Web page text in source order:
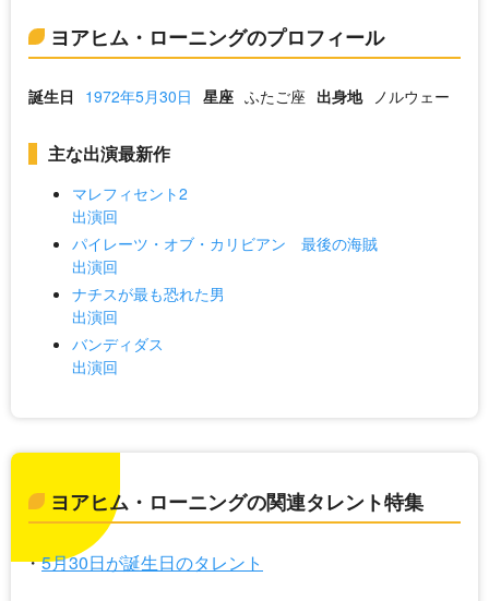
ヨアヒム・ローニングのプロフィール
誕生日 1972年5月30日 星座 ふたご座 出身地 ノルウェー
主な出演最新作
マレフィセント2
出演回
パイレーツ・オブ・カリビアン 最後の海賊
出演回
ナチスが最も恐れた男
出演回
バンディダス
出演回
ヨアヒム・ローニングの関連タレント特集
5月30日が誕生日のタレント